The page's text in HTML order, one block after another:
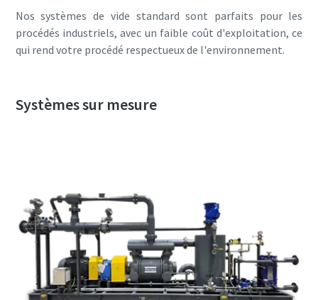
Nos systèmes de vide standard sont parfaits pour les
procédés industriels, avec un faible coût d'exploitation, ce
qui rend votre procédé respectueux de l'environnement.
Systèmes sur mesure